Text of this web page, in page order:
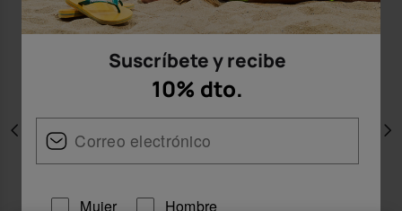
Anterior
Suscríbete y recibe
10% dto.
Mujer Hombre